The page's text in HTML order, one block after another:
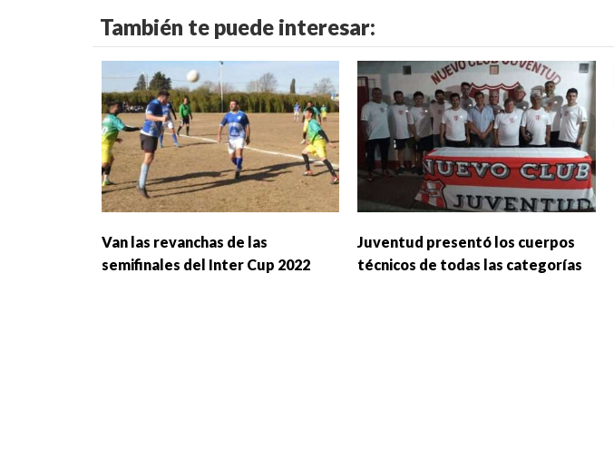
También te puede interesar:
Van las revanchas de las
semifinales del Inter Cup 2022
Juventud presentó los cuerpos
técnicos de todas las categorías